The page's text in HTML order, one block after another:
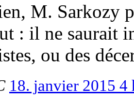
M. Sarkozy
: il ne saurait
ou des
18. janvier 2015